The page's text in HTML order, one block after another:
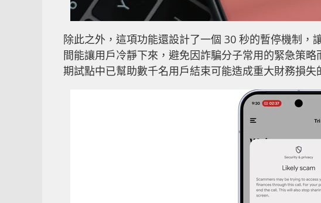
除此之外，這項功能還設計了一個 30 秒的暫停機制，
間能讓用戶冷靜下來，避免因詐騙分子常用的緊急策
期試點中已幫助數千名用戶結束可能造成重大財務損失